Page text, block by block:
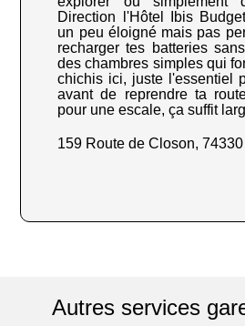
Direction l'Hôtel Ibis
un peu éloigné mais pas
recharger tes batteries
des chambres simples qui
chichis ici, juste l'essentiel
avant de reprendre ta
pour une escale, ça suffit
159 Route de Closon,
Autres services